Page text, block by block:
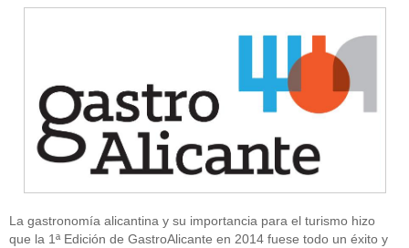
La gastronomía alicantina y su importancia para el turismo hizo
que la 1ª Edición de GastroAlicante en 2014 fuese todo un éxito y